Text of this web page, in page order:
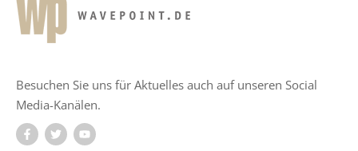
Besuchen Sie uns für Aktuelles auch auf unseren Social
Media-Kanälen.